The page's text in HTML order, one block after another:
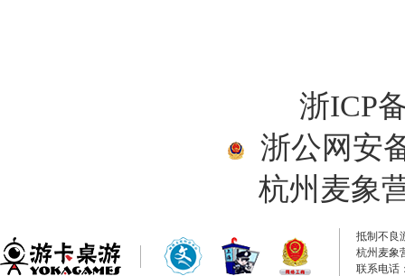
浙ICP
浙公网安
杭州麦象
抵制不良
杭州麦象
联系电话